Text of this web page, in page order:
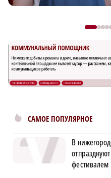
САМОЕ ПОПУЛЯРНОЕ
В
фестивалем